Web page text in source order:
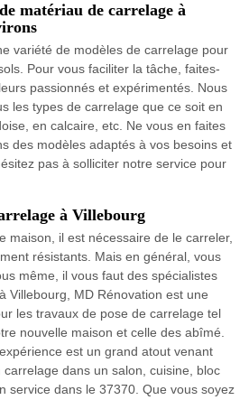
matériau de carrelage à
variété de modèles de carrelage pour
Pour vous faciliter la tâche, faites-
passionnés et expérimentés. Nous
les types de carrelage que ce soit en
en calcaire, etc. Ne vous en faites
des modèles adaptés à vos besoins et
pas à solliciter notre service pour
à Villebourg
maison, il est nécessaire de le carreler,
résistants. Mais en général, vous
même, il vous faut des spécialistes
Villebourg, MD Rénovation est une
les travaux de pose de carrelage tel
nouvelle maison et celle des abîmé.
est un grand atout venant
dans un salon, cuisine, bloc
service dans le 37370. Que vous soyez